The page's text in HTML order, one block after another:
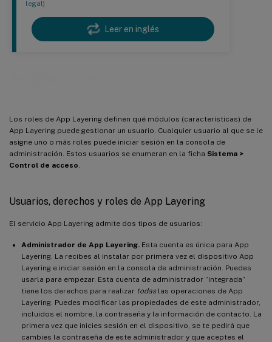
legal)
Leer en inglés
Los roles de App Layering definen qué módulos (características) de
App Layering puede gestionar un usuario. Cualquier usuario al que se le
asigne uno o más roles puede iniciar sesión en la consola de
administración. Estos usuarios se enumeran en la ficha Sistema >
Control de acceso
Usuarios, derechos y roles de App Layering
El servicio App Layering admite dos tipos de usuarios:
Administrador de App Layering. Esta cuenta es única para App
Layering. La recibes al instalar por primera vez el dispositivo App
Layering e iniciar sesión en la consola de administración. Puedes
usarla para empezar. Esta cuenta de administrador “integrada”
tiene los derechos para realizar todaslas operaciones de App
Layering. Puedes modificar las propiedades de este administrador,
incluidos el nombre, la contraseña y la información de contacto. La
primera vez que inicies sesión en el dispositivo, se te pedirá que
cambies la contraseña de este administrador y que aceptes el